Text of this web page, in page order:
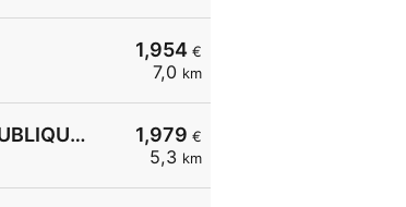
1,954 €
7,0 km
1,979 €
5,3 km
ESSO VERSAILLES REPUBLIQUE Carrefour Express